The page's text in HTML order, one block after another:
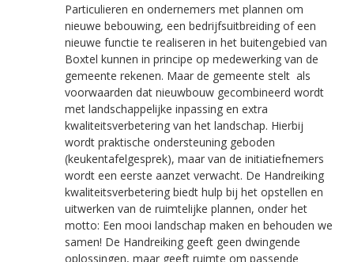
Particulieren en ondernemers met plannen om
nieuwe bebouwing, een bedrijfsuitbreiding of een
nieuwe functie te realiseren in het buitengebied van
Boxtel kunnen in principe op medewerking van de
gemeente rekenen. Maar de gemeente stelt als
voorwaarden dat nieuwbouw gecombineerd wordt
met landschappelijke inpassing en extra
kwaliteitsverbetering van het landschap. Hierbij
wordt praktische ondersteuning geboden
(keukentafelgesprek), maar van de initiatiefnemers
wordt een eerste aanzet verwacht. De Handreiking
kwaliteitsverbetering biedt hulp bij het opstellen en
uitwerken van de ruimtelijke plannen, onder het
motto: Een mooi landschap maken en behouden we
samen! De Handreiking geeft geen dwingende
oplossingen, maar geeft ruimte om passende